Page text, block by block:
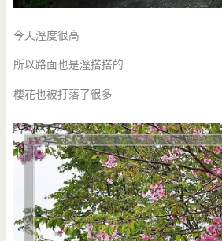
今天溼度很高
所以路面也是溼搭搭的
櫻花也被打落了很多